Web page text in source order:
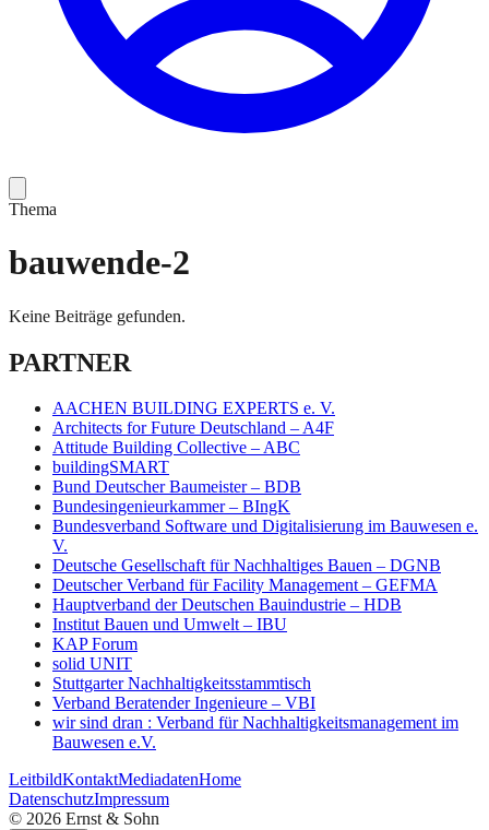
Thema
bauwende-2
Keine Beiträge gefunden.
PARTNER
AACHEN BUILDING EXPERTS e. V.
Architects for Future Deutschland – A4F
Attitude Building Collective – ABC
buildingSMART
Bund Deutscher Baumeister – BDB
Bundesingenieurkammer – BIngK
Bundesverband Software und Digitalisierung im Bauwesen e.
V.
Deutsche Gesellschaft für Nachhaltiges Bauen – DGNB
Deutscher Verband für Facility Management – GEFMA
Hauptverband der Deutschen Bauindustrie – HDB
Institut Bauen und Umwelt – IBU
KAP Forum
solid UNIT
Stuttgarter Nachhaltigkeitsstammtisch
Verband Beratender Ingenieure – VBI
wir sind dran : Verband für Nachhaltigkeitsmanagement im
Bauwesen e.V.
LeitbildKontaktMediadatenHome
DatenschutzImpressum
© 2026 Ernst & Sohn